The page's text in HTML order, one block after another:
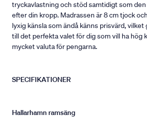
tryckavlastning och stöd samtidigt som den
efter din kropp. Madrassen är 8 cm tjock
lyxig känsla som ändå känns prisvärd, vilket
till det perfekta valet för dig som vill ha hög
mycket valuta för pengarna.
SPECIFIKATIONER
Hallarhamn ramsäng